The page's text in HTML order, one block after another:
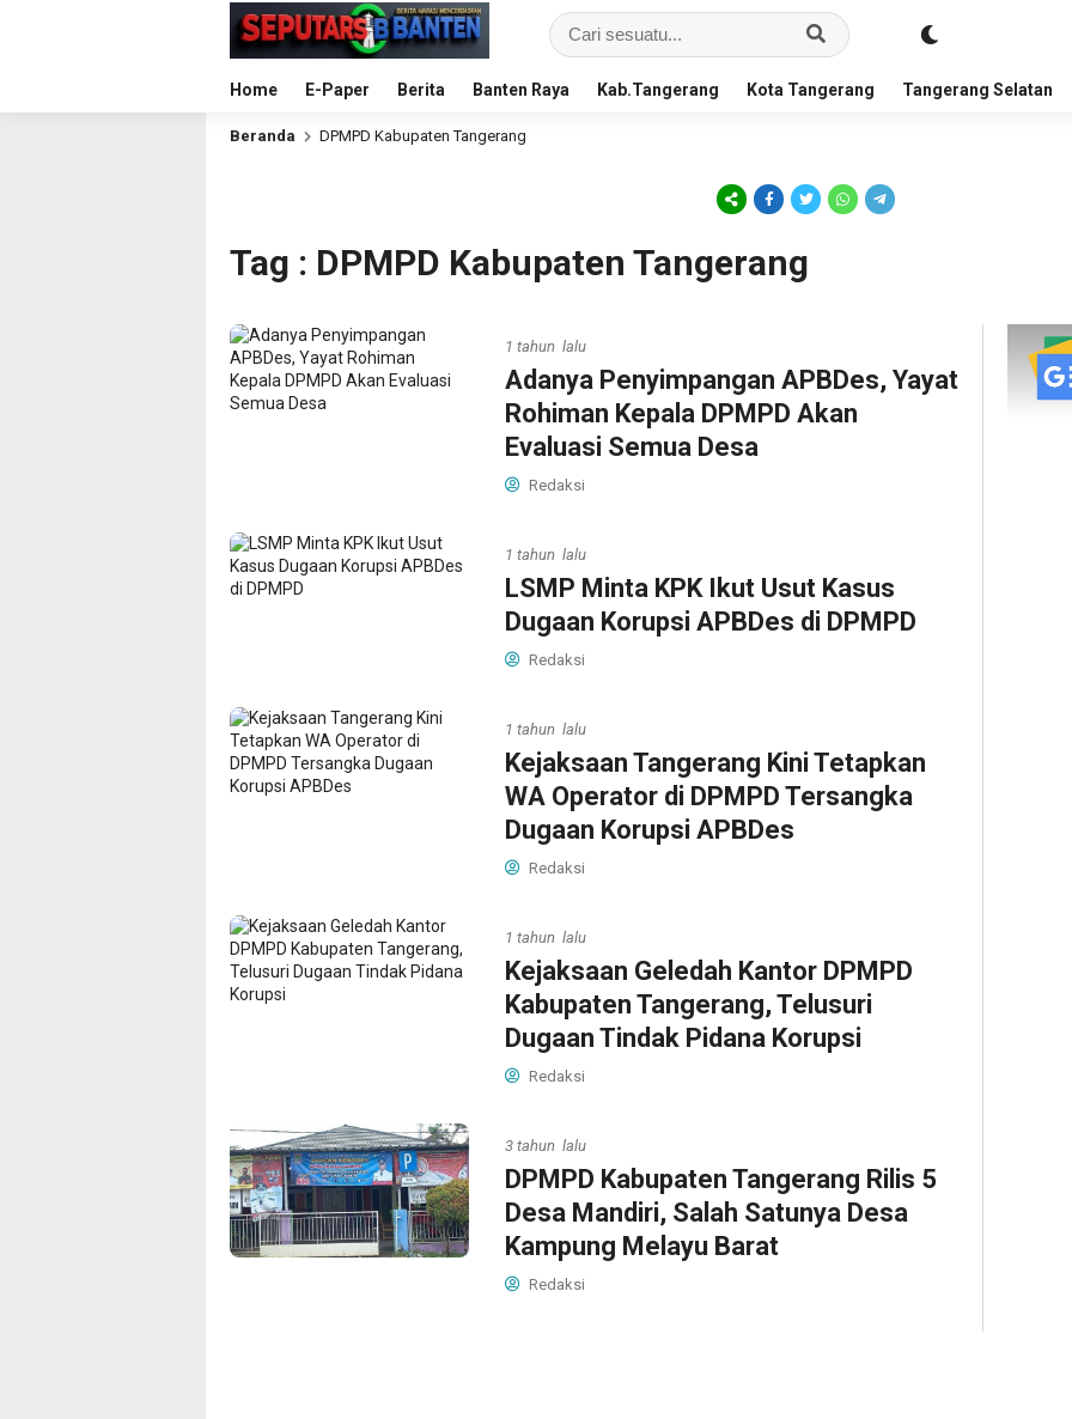
Home E-Paper Berita Banten Raya Kab.Tangerang Kota Tangerang Tangerang Selatan
Beranda DPMPD Kabupaten Tangerang
Tag : DPMPD Kabupaten Tangerang
1 tahun lalu
Adanya Penyimpangan APBDes, Yayat
Rohiman Kepala DPMPD Akan
Evaluasi Semua Desa
Redaksi
1 tahun lalu
LSMP Minta KPK Ikut Usut Kasus
Dugaan Korupsi APBDes di DPMPD
Redaksi
1 tahun lalu
Kejaksaan Tangerang Kini Tetapkan
WA Operator di DPMPD Tersangka
Dugaan Korupsi APBDes
Redaksi
1 tahun lalu
Kejaksaan Geledah Kantor DPMPD
Kabupaten Tangerang, Telusuri
Dugaan Tindak Pidana Korupsi
Redaksi
3 tahun lalu
DPMPD Kabupaten Tangerang Rilis 5
Desa Mandiri, Salah Satunya Desa
Kampung Melayu Barat
Redaksi